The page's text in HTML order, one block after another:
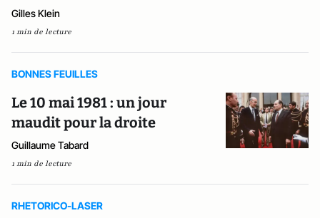
Gilles Klein
1 min de lecture
BONNES FEUILLES
Le 10 mai 1981 : un jour
maudit pour la droite
Guillaume Tabard
1 min de lecture
RHETORICO-LASER